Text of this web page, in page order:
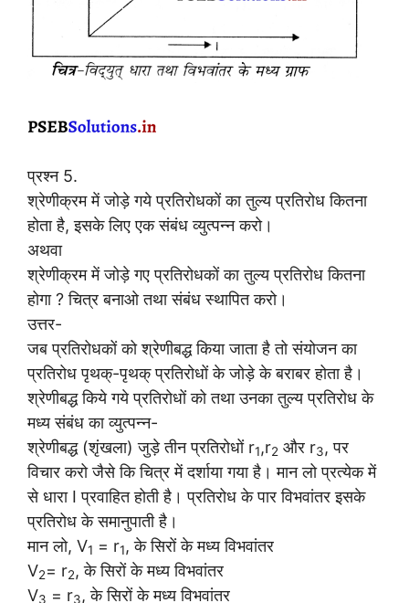
प्रश्न 5.
श्रेणीक्रम में जोड़े गये प्रतिरोधकों का तुल्य प्रतिरोध कितना
होता है, इसके लिए एक संबंध व्युत्पन्न करो।
अथवा
श्रेणीक्रम में जोड़े गए प्रतिरोधकों का तुल्य प्रतिरोध कितना
होगा ? चित्र बनाओ तथा संबंध स्थापित करो।
उत्तर-
जब प्रतिरोधकों को श्रेणीबद्ध किया जाता है तो संयोजन का
प्रतिरोध पृथक्-पृथक् प्रतिरोधों के जोड़े के बराबर होता है।
श्रेणीबद्ध किये गये प्रतिरोधों को तथा उनका तुल्य प्रतिरोध के
मध्य संबंध का व्युत्पन्न-
श्रेणीबद्ध (शृंखला) जुड़े तीन प्रतिरोधों r1,r2 और r3, पर
विचार करो जैसे कि चित्र में दर्शाया गया है। मान लो प्रत्येक में
से धारा I प्रवाहित होती है। प्रतिरोध के पार विभवांतर इसके
प्रतिरोध के समानुपाती है।
मान लो, V1 = r1, के सिरों के मध्य विभवांतर
V2= r2, के सिरों के मध्य विभवांतर
V3 = r3, के सिरों के मध्य विभवांतर